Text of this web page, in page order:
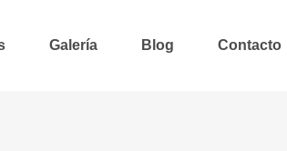
Galería Blog Contacto